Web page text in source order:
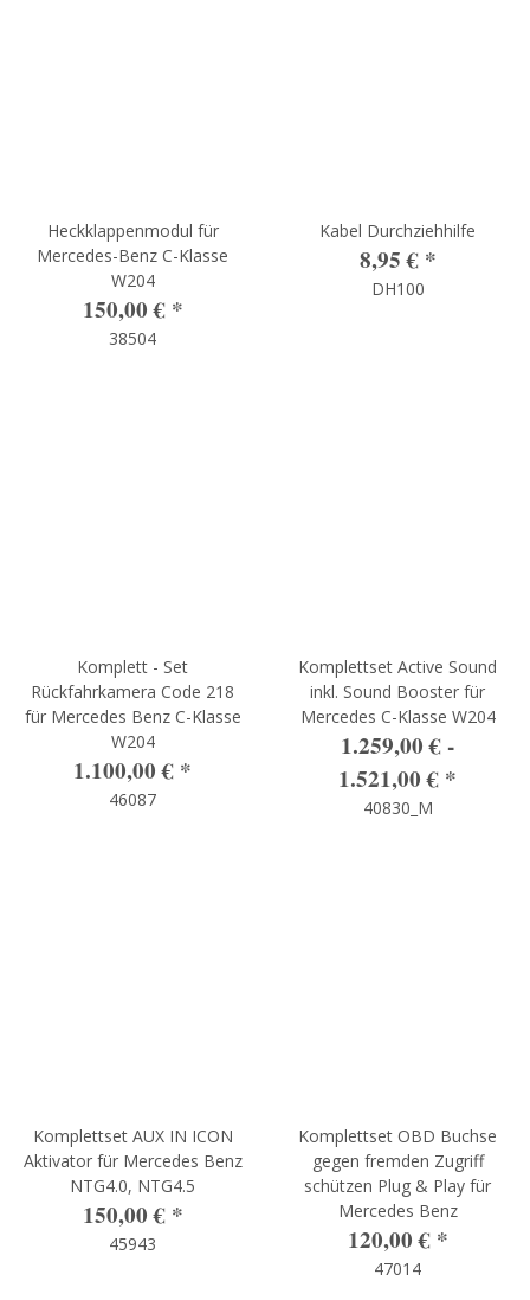
Heckklappenmodul für
Mercedes-Benz C-Klasse
W204
150,00 € *
38504
Kabel Durchziehhilfe
8,95 € *
DH100
Komplett - Set
Rückfahrkamera Code 218
für Mercedes Benz C-Klasse
W204
1.100,00 € *
46087
Komplettset Active Sound
inkl. Sound Booster für
Mercedes C-Klasse W204
1.259,00 € -
1.521,00 € *
40830_M
Komplettset AUX IN ICON
Aktivator für Mercedes Benz
NTG4.0, NTG4.5
150,00 € *
45943
Komplettset OBD Buchse
gegen fremden Zugriff
schützen Plug & Play für
Mercedes Benz
120,00 € *
47014